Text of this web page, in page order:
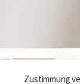
Zustimmung